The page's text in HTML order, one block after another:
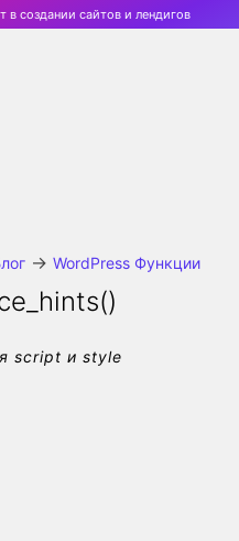
создании сайтов и лендигов
→ WordPress Функции
script и style